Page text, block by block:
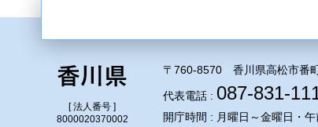
[ 法人番号 ]
8000020370002
〒760-8570 香川県高松市番
代表電話 : 087-831-
開庁時間 : 月曜日～金曜日・